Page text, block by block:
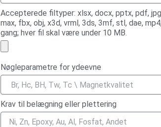
Accepterede filtyper: xlsx, docx, pptx, pdf,
max, fbx, obj, x3d, vrml, 3ds, 3mf, stl, dae,
gang; hver fil skal være under 10 MB.
Nøgleparametre for ydeevne
Krav til belægning eller plettering